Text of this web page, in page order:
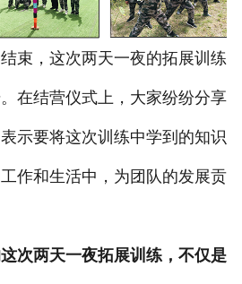
，这次两天一夜的拓展训练
在结营仪式上，大家纷纷分享
示要将这次训练中学到的知识
作和生活中，为团队的发展贡
次两天一夜拓展训练，不仅是